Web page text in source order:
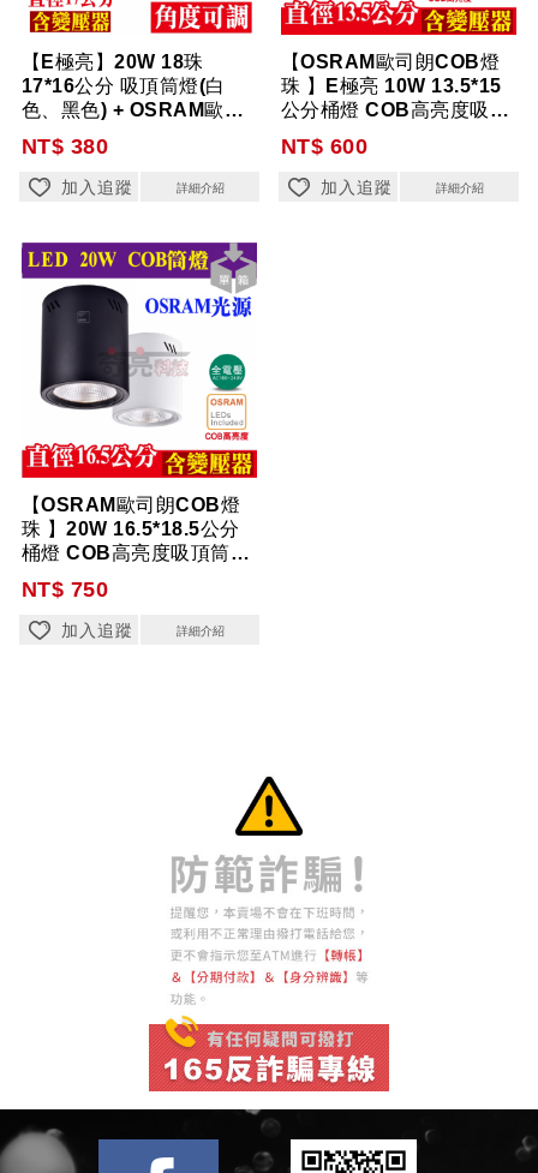
【E極亮】20W 18珠
17*16公分 吸頂筒燈(白
色、黑色) + OSRAM歐司
朗燈珠...
NT$ 380
加入追蹤 詳細介紹
【OSRAM歐司朗COB燈
珠 】E極亮 10W 13.5*15
公分桶燈 COB高亮度吸頂
筒...
NT$ 600
加入追蹤 詳細介紹
【OSRAM歐司朗COB燈
珠 】20W 16.5*18.5公分
桶燈 COB高亮度吸頂筒
燈...
NT$ 750
加入追蹤 詳細介紹